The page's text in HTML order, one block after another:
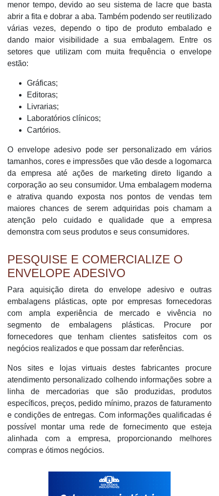
menor tempo, devido ao seu sistema de lacre que basta
abrir a fita e dobrar a aba. Também podendo ser reutilizado
várias vezes, dependo o tipo de produto embalado e
dando maior visibilidade a sua embalagem. Entre os
setores que utilizam com muita frequência o envelope
estão:
Gráficas;
Editoras;
Livrarias;
Laboratórios clínicos;
Cartórios.
O envelope adesivo pode ser personalizado em vários
tamanhos, cores e impressões que vão desde a logomarca
da empresa até ações de marketing direto ligando a
corporação ao seu consumidor. Uma embalagem moderna
e atrativa quando exposta nos pontos de vendas tem
maiores chances de serem adquiridas pois chamam a
atenção pelo cuidado e qualidade que a empresa
demonstra com seus produtos e seus consumidores.
PESQUISE E COMERCIALIZE O
ENVELOPE ADESIVO
Para aquisição direta do envelope adesivo e outras
embalagens plásticas, opte por empresas fornecedoras
com ampla experiência de mercado e vivência no
segmento de embalagens plásticas. Procure por
fornecedores que tenham clientes satisfeitos com os
negócios realizados e que possam dar referências.
Nos sites e lojas virtuais destes fabricantes procure
atendimento personalizado colhendo informações sobre a
linha de mercadorias que são produzidas, produtos
específicos, preços, pedido mínimo, prazos de faturamento
e condições de entregas. Com informações qualificadas é
possível montar uma rede de fornecimento que esteja
alinhada com a empresa, proporcionando melhores
compras e ótimos negócios.